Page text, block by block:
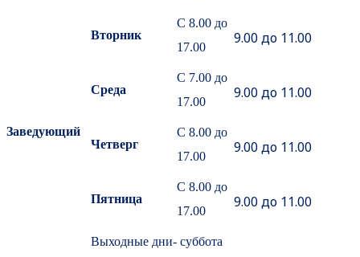
Заведующий
Вторник
С 8.00 до
17.00
9.00 до 11.00
Среда
С 7.00 до
17.00
9.00 до 11.00
Четверг
С 8.00 до
17.00
9.00 до 11.00
Пятница
С 8.00 до
17.00
9.00 до 11.00
Выходные дни- суббота